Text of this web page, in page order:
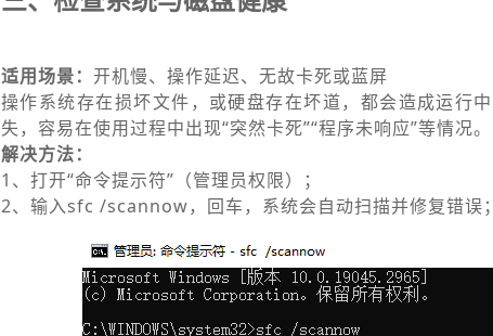
适用场景： 开机慢、操作延迟、无故卡死或蓝屏
操作系统存在损坏文件，或硬盘存在坏道，都会造成运行
失，容易在使用过程中出现“突然卡死”“程序未响应”等情况。
解决方法：
1、打开“命令提示符”（管理员权限）；
2、输入sfc /scannow，回车，系统会自动扫描并修复错误；